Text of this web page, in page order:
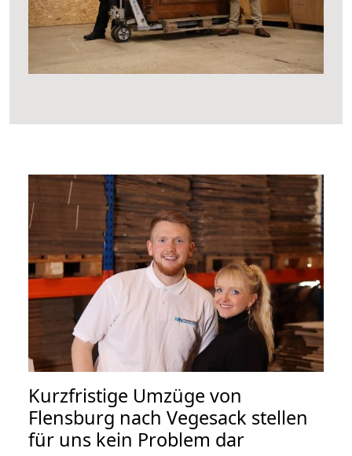
Kurzfristige Umzüge von
Flensburg nach Vegesack stellen
für uns kein Problem dar